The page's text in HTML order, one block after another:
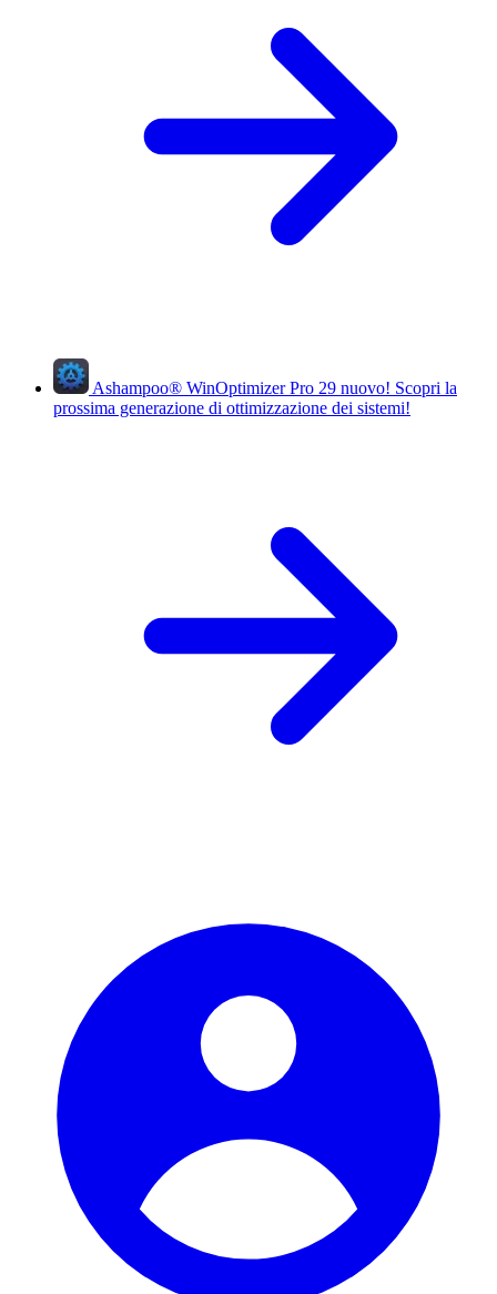
Ashampoo® WinOptimizer Pro 29 nuovo! Scopri la
prossima generazione di ottimizzazione dei sistemi!